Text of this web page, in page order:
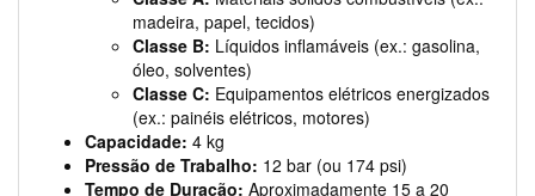
madeira, papel, tecidos)
Classe B: Líquidos inflamáveis (ex.: gasolina,
óleo, solventes)
Classe C: Equipamentos elétricos energizados
(ex.: painéis elétricos, motores)
Capacidade: 4 kg
Pressão de Trabalho: 12 bar (ou 174 psi)
Tempo de Duração: Aproximadamente 15 a 20